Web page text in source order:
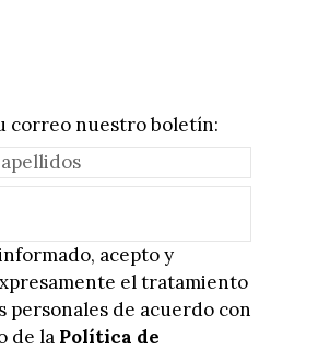
correo nuestro boletín:
acepto y
el tratamiento
personales de acuerdo con
de la Política de